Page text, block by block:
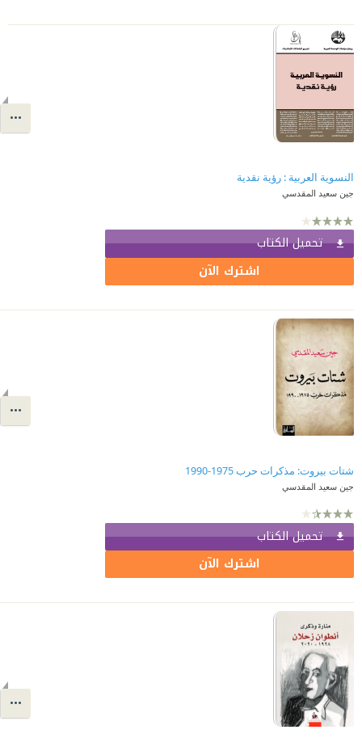
النسوية العربية : رؤية نقدية
جين سعيد المقدسي
تحميل الكتاب
اشترك الآن
شتات بيروت: مذكرات حرب 1975-1990
جين سعيد المقدسي
تحميل الكتاب
اشترك الآن